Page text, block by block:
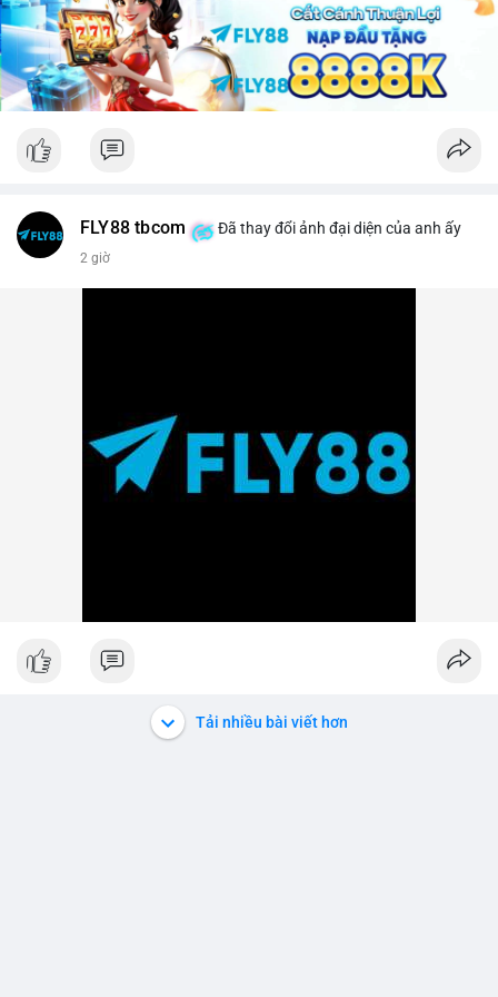
lời ngắn hạn sẽ gia tăng.
Lời khuyên: Nhà đầu tư nhỏ lẻ nên theo dõi sát các khối xác
nhận tiếp theo của TxID này. Nếu BTC được chuyển tiếp lên
sàn trong vòng 24 giờ, hãy thận trọng với nhịp điều chỉnh.
cố cho xu hướng tăng trung hạn.
FLY88 tbcom Đã thay đổi ảnh đại diện của anh ấy
2 giờ
Tải nhiều bài viết hơn